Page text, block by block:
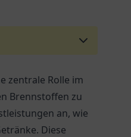
zentrale Rolle im
Brennstoffen zu
an, wie
Diese